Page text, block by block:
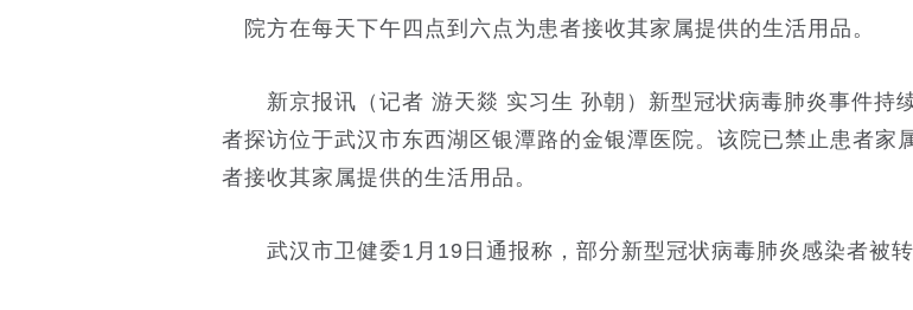
院方在每天下午四点到六点为患者接收其家属提供的生活用品。
新京报讯（记者 游天燚 实习生 孙朝）新型冠状病毒肺炎事件持
者探访位于武汉市东西湖区银潭路的金银潭医院。该院已禁止患者家
者接收其家属提供的生活用品。
武汉市卫健委1月19日通报称，部分新型冠状病毒肺炎感染者被转